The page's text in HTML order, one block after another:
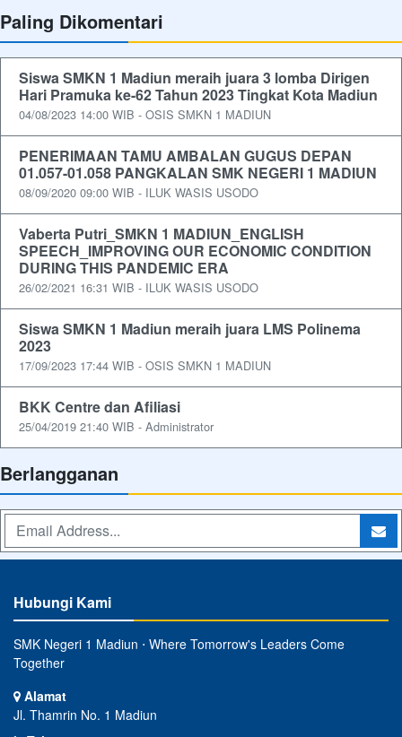
Paling Dikomentari
Siswa SMKN 1 Madiun meraih juara 3 lomba Dirigen
Hari Pramuka ke-62 Tahun 2023 Tingkat Kota Madiun
04/08/2023 14:00 WIB - OSIS SMKN 1 MADIUN
PENERIMAAN TAMU AMBALAN GUGUS DEPAN
01.057-01.058 PANGKALAN SMK NEGERI 1 MADIUN
08/09/2020 09:00 WIB - ILUK WASIS USODO
Vaberta Putri_SMKN 1 MADIUN_ENGLISH
SPEECH_IMPROVING OUR ECONOMIC CONDITION
DURING THIS PANDEMIC ERA
26/02/2021 16:31 WIB - ILUK WASIS USODO
Siswa SMKN 1 Madiun meraih juara LMS Polinema
2023
17/09/2023 17:44 WIB - OSIS SMKN 1 MADIUN
BKK Centre dan Afiliasi
25/04/2019 21:40 WIB - Administrator
Berlangganan
Hubungi Kami
SMK Negeri 1 Madiun ⋅ Where Tomorrow's Leaders Come
Together
Alamat
Jl. Thamrin No. 1 Madiun